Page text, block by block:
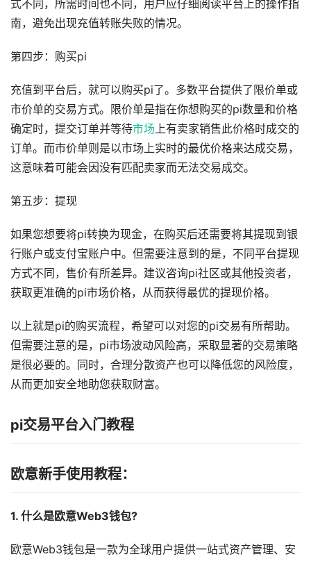
式不同，所需时间也不同，用户应仔细阅读平台上的操作指
南，避免出现充值转账失败的情况。
第四步：购买pi
充值到平台后，就可以购买pi了。多数平台提供了限价单或
市价单的交易方式。限价单是指在你想购买的pi数量和价格
确定时，提交订单并等待市场 上有卖家销售此价格时成交的
订单。而市价单则是以市场上实时的最优价格来达成交易，
这意味着可能会因没有匹配卖家而无法交易成交。
第五步：提现
如果您想要将pi转换为现金，在购买后还需要将其提现到银
行账户或支付宝账户中。但需要注意到的是，不同平台提现
方式不同，售价有所差异。建议咨询pi社区或其他投资者，
获取更准确的pi市场价格，从而获得最优的提现价格。
以上就是pi的购买流程，希望可以对您的pi交易有所帮助。
但需要注意的是，pi市场波动风险高，采取显著的交易策略
是很必要的。同时，合理分散资产也可以降低您的风险度，
从而更加安全地助您获取财富。
pi交易平台入门教程
欧意新手使用教程：
1. 什么是欧意Web3钱包?
欧意Web3钱包是一款为全球用户提供一站式资产管理、安